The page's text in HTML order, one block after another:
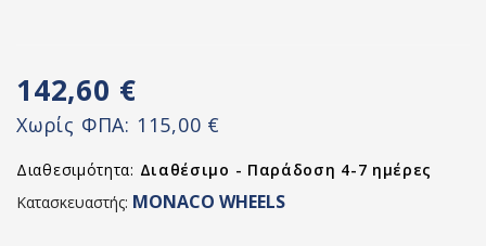
142,60 €
Χωρίς ΦΠΑ: 115,00 €
Διαθεσιμότητα: Διαθέσιμο - Παράδοση 4-7 ημέρες
Κατασκευαστής: MONACO WHEELS